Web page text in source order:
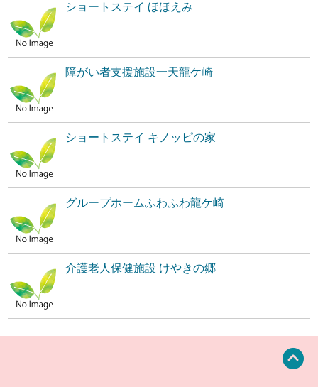
ショートステイ ほほえみ
障がい者支援施設一天龍ケ崎
ショートステイ キノッピの家
グループホームふわふわ龍ケ崎
介護老人保健施設 けやきの郷